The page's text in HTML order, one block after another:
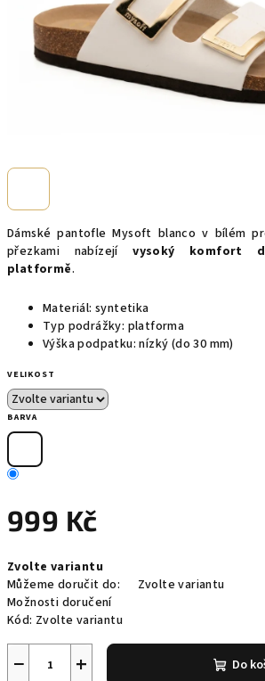
Dámské pantofle Mysoft blanco v bílém
přezkami nabízejívysoký komfort
platformě.
Materiál: syntetika
Typ podrážky: platforma
Výška podpatku: nízký (do 30 mm)
VELIKOST
BARVA
999 Kč
cena:
Zvolte variantu
Můžeme doručit do:
Zvolte variantu
Možnosti doručení
Kód: Zvolte variantu
+
− Do